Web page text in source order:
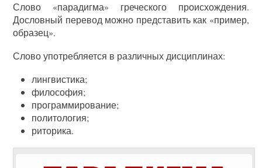
Слово «парадигма» греческого происхождения.
Дословный перевод можно представить как «пример,
образец».
Слово употребляется в различных дисциплинах:
лингвистика;
философия;
программирование;
политология;
риторика.